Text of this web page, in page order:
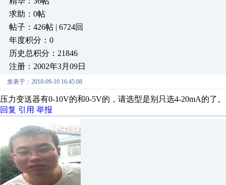
求助：0帖
帖子：426帖 | 6724回
年度积分：0
历史总积分：21846
注册：2002年3月09日
发表于：2010-09-10 16:45:08
压力变送器有0-10V的和0-5V的，请选型是别只选4-20mA的了。
回复 引用 举报